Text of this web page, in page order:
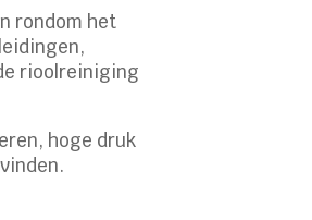
rondom het
rioolreiniging
hoge druk